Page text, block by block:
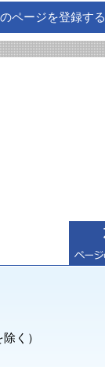
ページを登録する
く）